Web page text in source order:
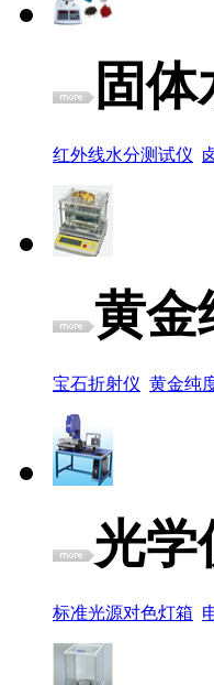
固
红外线水分测试仪
黄金
宝石折射仪 黄金纯
光学
标准光源对色灯箱